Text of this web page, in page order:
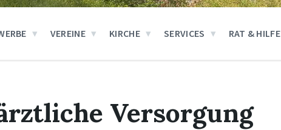
VEREINE KIRCHE SERVICES RAT & HILFE
Versorgung